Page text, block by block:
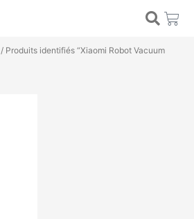
/ Produits identifiés “Xiaomi Robot Vacuum